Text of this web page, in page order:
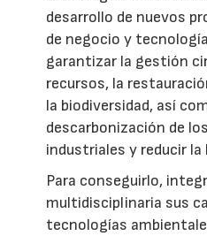
desarrollo de nuevos
de negocio y
garantizar la gestión
recursos, la
la biodiversidad, así
descarbonización de
industriales y reducir la
Para conseguirlo,
multidisciplinaria sus
tecnologías